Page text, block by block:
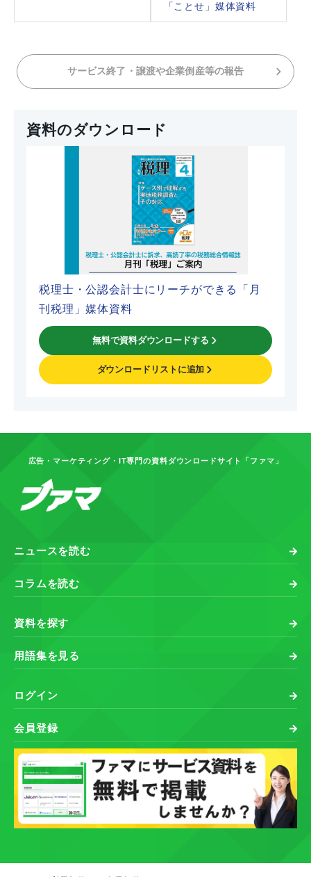
「ことせ」媒体資料
サービス終了・譲渡や企業倒産等の報告
資料のダウンロード
税理士・公認会計士にリーチができる「月
刊税理」媒体資料
無料で資料ダウンロードする
ダウンロードリストに追加
広告・マーケティング・IT専門の資料ダウンロードサイト「ファマ」
ニュースを読む
コラムを読む
資料を探す
用語集を見る
ログイン
会員登録